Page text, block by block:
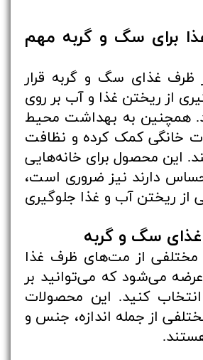
برای سگ و گربه مهم
غذای سگ و گربه قرار
از ریختن غذا و آب بر روی
همچنین به بهداشت محیط
خانگی کمک کرده و نظافت
این محصول برای خانه‌هایی
دارند نیز ضروری است،
از ریختن آب و غذا جلوگیری
سگ و گربه
مختلفی از مت‌های ظرف غذا
می‌شود که می‌توانید بر
کنید. این محصولات
از جمله اندازه، جنس و